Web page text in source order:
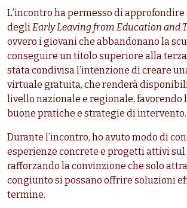
L’incontro ha permesso di
degliEarly Leaving from Education and
ovvero i giovani che abbandonano la
conseguire un titolo superiore alla
stata condivisa l’intenzione di creare
virtuale gratuita, che renderà
livello nazionale e regionale, favorendo
buone pratiche e strategie di intervento.
Durante l’incontro, ho avuto modo di
esperienze concrete e progetti attivi
rafforzando la convinzione che solo
congiunto si possano offrire soluzioni
termine.